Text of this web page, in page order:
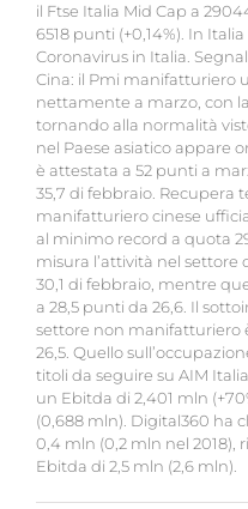
il Ftse Italia Mid Cap a
6518 punti (+0,14%). In
Coronavirus in Italia.
Cina: il Pmi manifatturiero
nettamente a marzo, con
tornando alla normalità
nel Paese asiatico appare
è attestata a 52 punti a
35,7 di febbraio. Recupera
manifatturiero cinese
al minimo record a quota
misura l’attività nel settore
30,1 di febbraio, mentre
a 28,5 punti da 26,6. Il
settore non manifatturiero
26,5. Quello
titoli da seguire su AIM
un Ebitda di 2,401 mln
(0,688 mln). Digital360 ha
0,4 mln (0,2 mln nel 2018),
Ebitda di 2,5 mln (2,6 mln).